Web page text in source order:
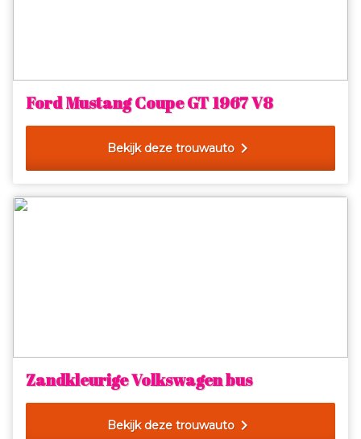
Ford Mustang Coupe GT 1967 V8
Bekijk deze trouwauto chevron_right
Zandkleurige Volkswagen bus
Bekijk deze trouwauto chevron_right